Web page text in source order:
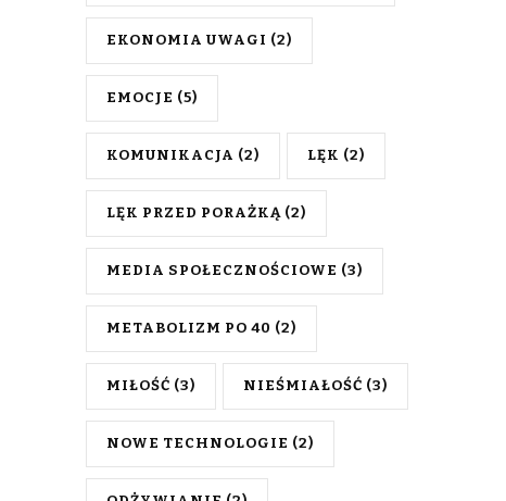
EKONOMIA UWAGI (2)
EMOCJE (5)
KOMUNIKACJA (2) LĘK (2)
LĘK PRZED PORAŻKĄ (2)
MEDIA SPOŁECZNOŚCIOWE (3)
METABOLIZM PO 40 (2)
MIŁOŚĆ (3) NIEŚMIAŁOŚĆ (3)
NOWE TECHNOLOGIE (2)